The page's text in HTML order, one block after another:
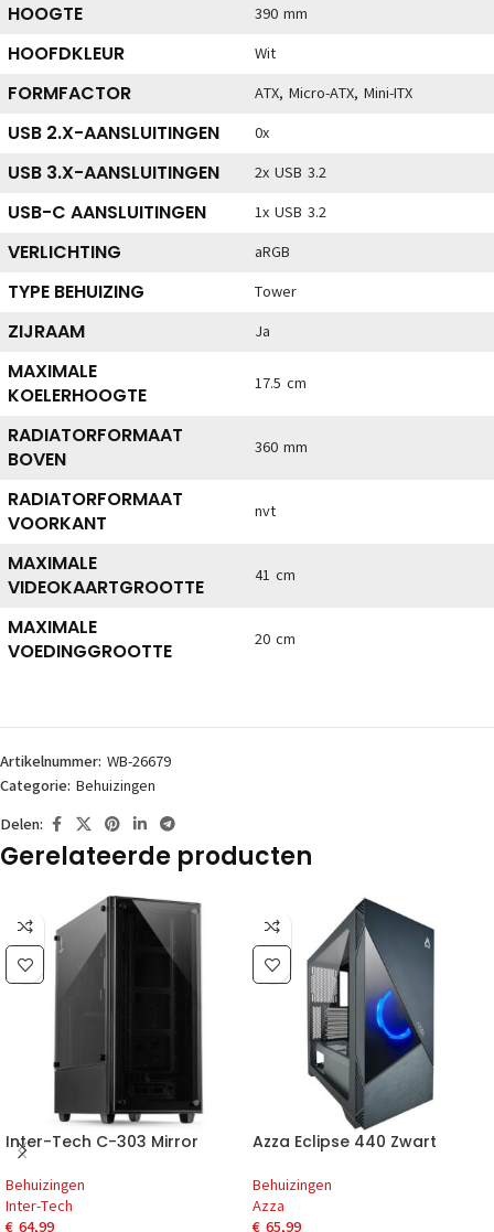
HOOGTE 390 mm
HOOFDKLEUR Wit
FORMFACTOR ATX, Micro-ATX, Mini-ITX
USB 2.X-AANSLUITINGEN 0x
USB 3.X-AANSLUITINGEN 2x USB 3.2
USB-C AANSLUITINGEN 1x USB 3.2
VERLICHTING aRGB
TYPE BEHUIZING Tower
ZIJRAAM Ja
MAXIMALE
KOELERHOOGTE
17.5 cm
RADIATORFORMAAT
BOVEN
360 mm
RADIATORFORMAAT
VOORKANT
nvt
MAXIMALE
VIDEOKAARTGROOTTE
41 cm
MAXIMALE
VOEDINGGROOTTE
20 cm
Artikelnummer: WB-26679
Categorie: Behuizingen
Delen:
Gerelateerde producten
Inter-Tech C-303 Mirror
Behuizingen
Inter-Tech
€ 64,99
Azza Eclipse 440 Zwart
Behuizingen
Azza
€ 65,99